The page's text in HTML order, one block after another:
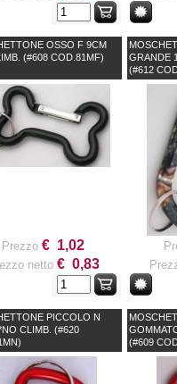
OSSO F 9CM
(#608 COD.81MF)
Prezzo € 1,02
netto € 0,83
GRANDE
(#612
PICCOLO N
CLIMB. (#620
(#609